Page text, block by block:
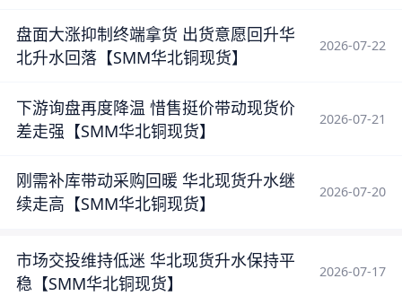
盘面大涨抑制终端拿货 出货意愿回升华
北升水回落【SMM华北铜现货】
2026-07-22
下游询盘再度降温 惜售挺价带动现货价
差走强【SMM华北铜现货】
2026-07-21
刚需补库带动采购回暖 华北现货升水继
续走高【SMM华北铜现货】
2026-07-20
市场交投维持低迷 华北现货升水保持平
稳【SMM华北铜现货】
2026-07-17